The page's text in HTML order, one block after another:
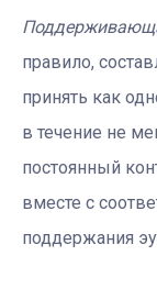
правило,
принять как
в течение не
постоянный
вместе с
поддержания